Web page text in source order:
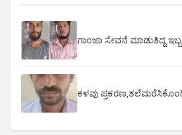
ಗಾಂಜಾ ಸೇವನೆ ಮಾಡುತಿದ್ದ
ಕಳವು